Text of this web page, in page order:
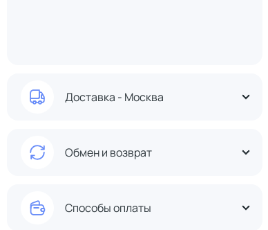
Доставка - Москва
Обмен и возврат
Способы оплаты